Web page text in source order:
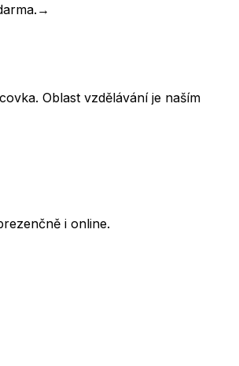
→
Oblast vzdělávání je naším
i online.